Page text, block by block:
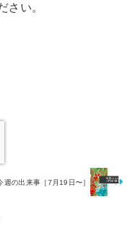
さい。
週の出来事［7月19日〜］